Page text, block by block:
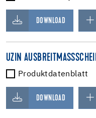
DOWNLOAD
UZIN
Produktdatenblatt
DOWNLOAD